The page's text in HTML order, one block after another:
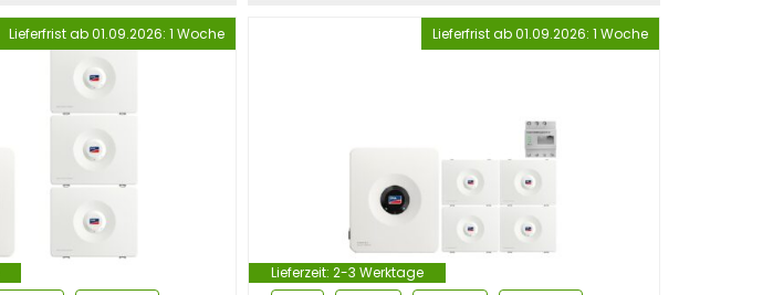
Lieferfrist ab 01.09.2026: 1 Woche
Lieferzeit: 2-3 Werktage
Lieferfrist ab 01.09.2026: 1 Woche